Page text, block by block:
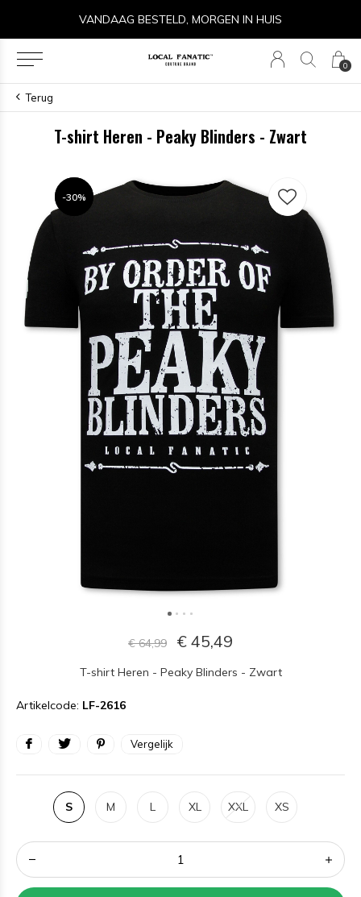
0
VANDAAG BESTELD, MORGEN IN HUIS
Terug
T-shirt Heren - Peaky Blinders - Zwart
-30%
-30%
€ 64,99 € 45,49
T-shirt Heren - Peaky Blinders - Zwart
Artikelcode: LF-2616
Vergelijk
S M L XL XXL XS